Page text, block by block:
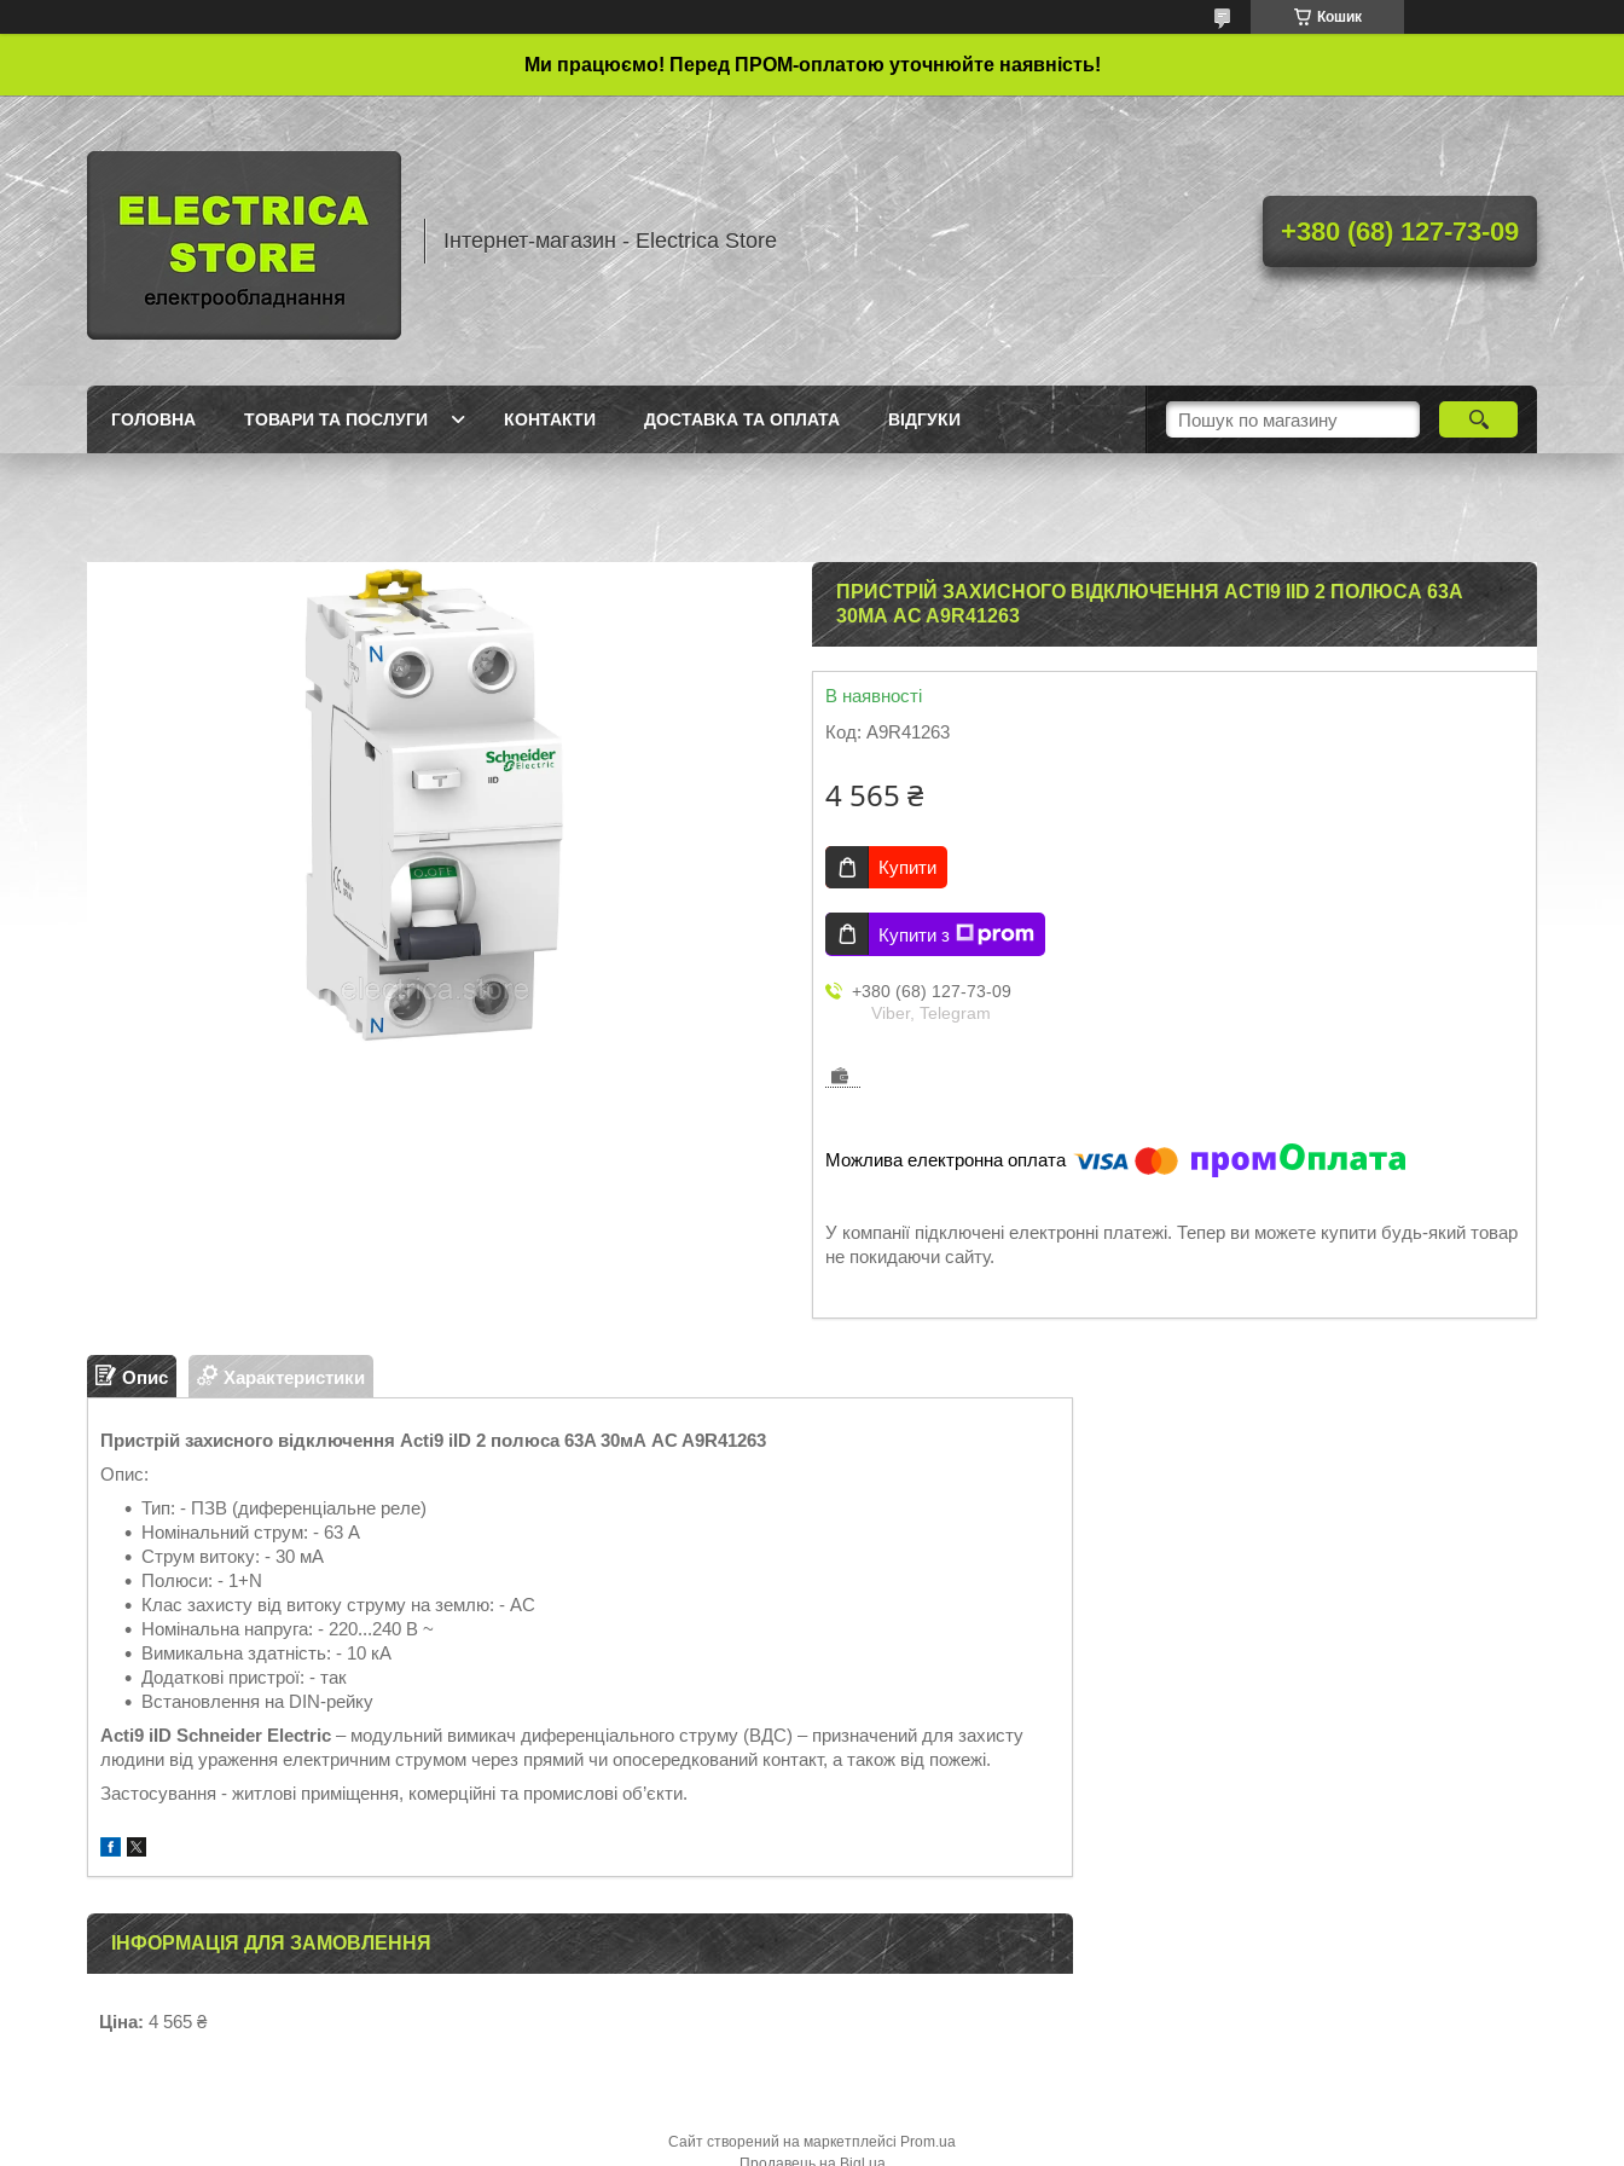
Кошик
Ми працюємо! Перед ПРОМ-оплатою уточнюйте наявність!
Інтернет-магазин - Electrica Store +380 (68) 127-73-09
ГОЛОВНА ТОВАРИ ТА ПОСЛУГИ КОНТАКТИ ДОСТАВКА ТА ОПЛАТА ВІДГУКИ
ПРИСТРІЙ ЗАХИСНОГО ВІДКЛЮЧЕННЯ ACTI9 IID 2 ПОЛЮСА 63A
30МА AC A9R41263
В наявності
Код: A9R41263
4 565 ₴
Купити
Купити з
+380 (68) 127-73-09
Viber, Telegram
У компанії підключені електронні платежі. Тепер ви можете купити будь-який товар
не покидаючи сайту.
Опис Характеристики
Пристрій захисного відключення Acti9 iID 2 полюса 63A 30мА AC A9R41263
Опис:
Тип: - ПЗВ (диференціальне реле)
Номінальний струм: - 63 А
Струм витоку: - 30 мА
Полюси: - 1+N
Клас захисту від витоку струму на землю: - АС
Номінальна напруга: - 220...240 В ~
Вимикальна здатність: - 10 кА
Додаткові пристрої: - так
Встановлення на DIN-рейку
Acti9 iID Schneider Electric – модульний вимикач диференціального струму (ВДС) – призначений для захисту
людини від ураження електричним струмом через прямий чи опосередкований контакт, а також від пожежі.
Застосування - житлові приміщення, комерційні та промислові об’єкти.
ІНФОРМАЦІЯ ДЛЯ ЗАМОВЛЕННЯ
Ціна: 4 565 ₴
Сайт створений на маркетплейсі Prom.ua